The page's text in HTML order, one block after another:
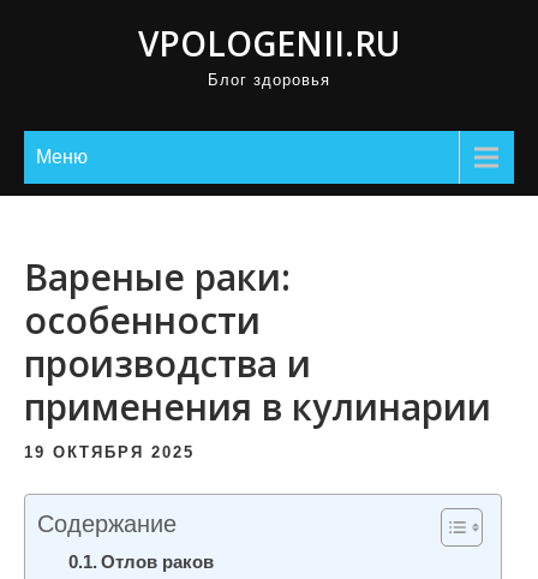
VPOLOGENII.RU
Блог здоровья
Меню
Вареные раки:
особенности
производства и
применения в кулинарии
19 ОКТЯБРЯ 2025
Содержание
Отлов раков